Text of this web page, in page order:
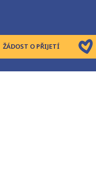
ŽÁDOST O PŘIJETÍ